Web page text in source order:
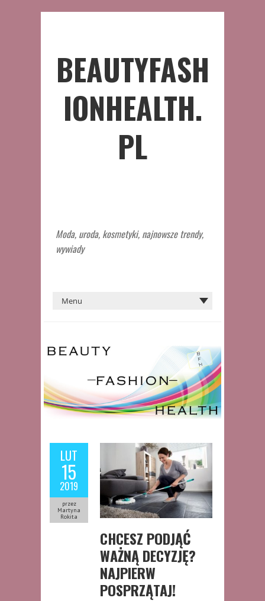
BEAUTYFASH
IONHEALTH.
PL
Moda, uroda, kosmetyki, najnowsze trendy,
wywiady
LUT
15
2019
przez
Martyna
Rokita
CHCESZ PODJĄĆ
WAŻNĄ DECYZJĘ?
NAJPIERW
POSPRZĄTAJ!